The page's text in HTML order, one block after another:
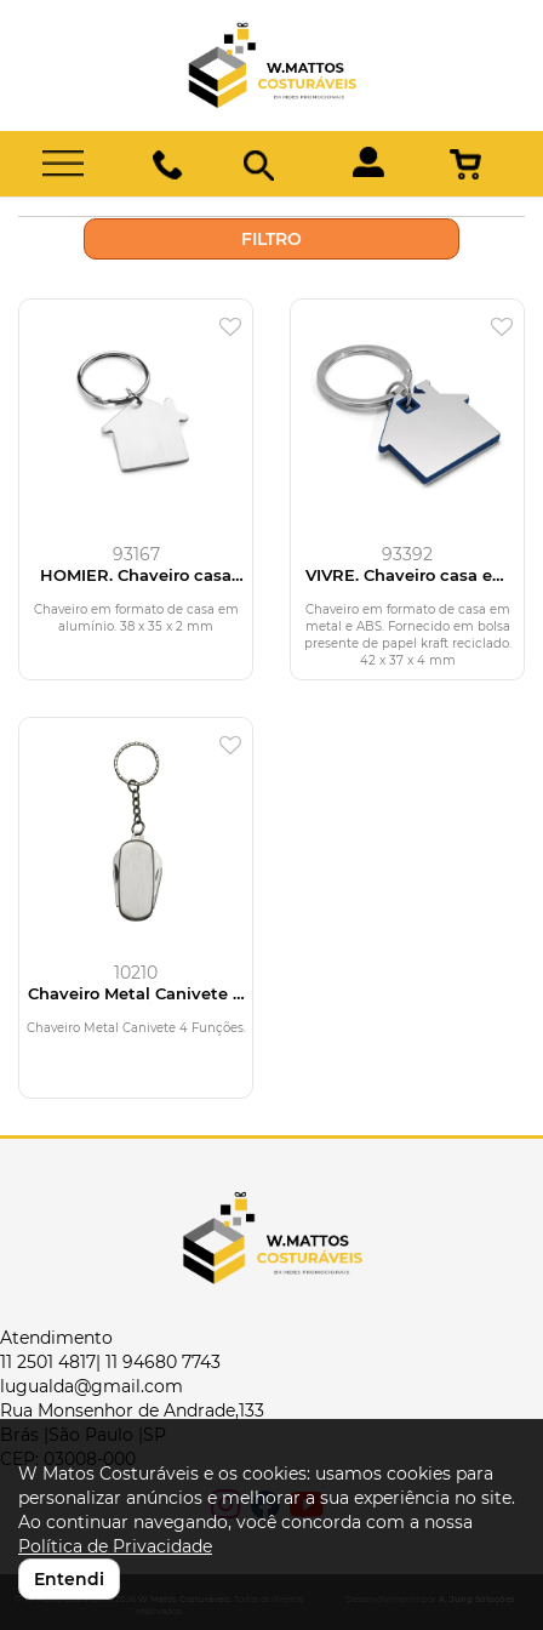
FILTRO
93167
HOMIER. Chaveiro casa
Chaveiro em formato de casa em
alumínio. 38 x 35 x 2 mm
93392
VIVRE. Chaveiro casa em
Chaveiro em formato de casa em
metal e ABS. Fornecido em bolsa
presente de papel kraft reciclado.
42 x 37 x 4 mm
10210
Chaveiro Metal Canivete 4
Chaveiro Metal Canivete 4 Funções.
Atendimento
11 2501 4817| 11 94680 7743
lugualda@gmail.com
Rua Monsenhor de Andrade,133
Brás |São Paulo |SP
CEP: 03008-000
© W Matos Costuráveis 2026
W Matos Costuráveis e os cookies: usamos cookies para
personalizar anúncios e melhorar a sua experiência no site.
Ao continuar navegando, você concorda com a nossa
Política de Privacidade
Entendi